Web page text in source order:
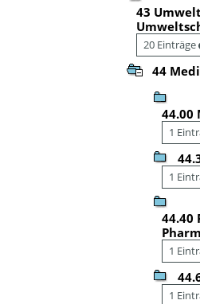
43
20 Einträge
44
44.00
1
1
44.40
1
1